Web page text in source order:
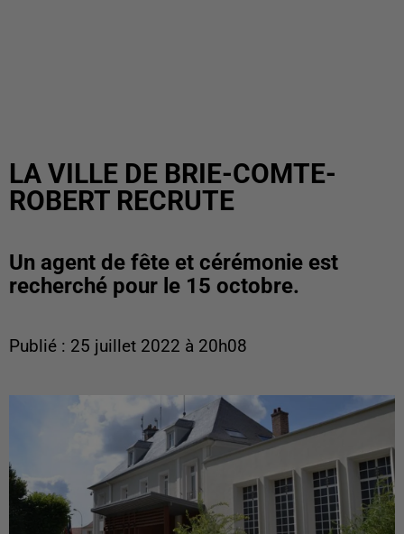
LA VILLE DE BRIE-COMTE-
ROBERT RECRUTE
Un agent de fête et cérémonie est
recherché pour le 15 octobre.
Publié : 25 juillet 2022 à 20h08